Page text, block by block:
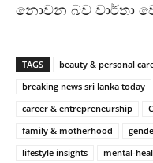
නොවන බව වාර්තා
TAGS beauty & personal
breaking news sri lanka today
career & entrepreneurship
family & motherhood
lifestyle insights
mental-